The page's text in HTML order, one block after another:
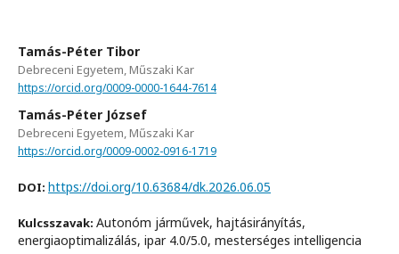
Tamás-Péter Tibor
Debreceni Egyetem, Műszaki Kar
https://orcid.org/0009-0000-1644-7614
Tamás-Péter József
Debreceni Egyetem, Műszaki Kar
https://orcid.org/0009-0002-0916-1719
DOI: https://doi.org/10.63684/dk.2026.06.05
Kulcsszavak: Autonóm járművek, hajtásirányítás,
energiaoptimalizálás, ipar 4.0/5.0, mesterséges intelligencia